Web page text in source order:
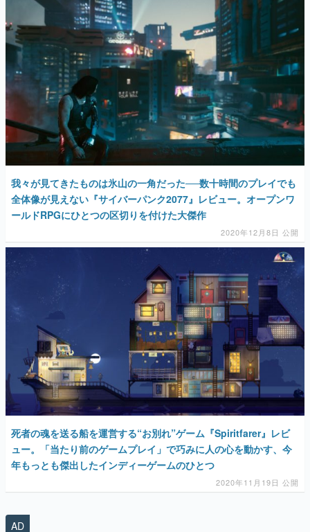
我々が見てきたものは氷山の一角だった──数十時間のプレイでも
全体像が見えない『サイバーパンク2077』レビュー。オープンワ
ールドRPGにひとつの区切りを付けた大傑作
2020年12月8日 公開
死者の魂を送る船を運営する“お別れ”ゲーム『Spiritfarer』レビ
ュー。「当たり前のゲームプレイ」で巧みに人の心を動かす、今
年もっとも傑出したインディーゲームのひとつ
2020年11月19日 公開
AD